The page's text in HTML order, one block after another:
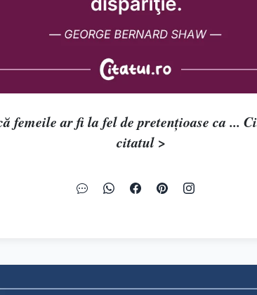
femeile ar fi la fel de pretenţioase ca ...
citatul >